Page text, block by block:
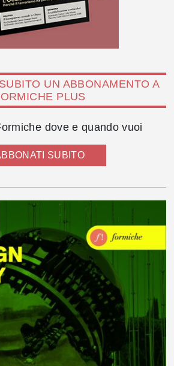
UN ABBONAMENTO A
PLUS
dove e quando vuoi
SUBITO